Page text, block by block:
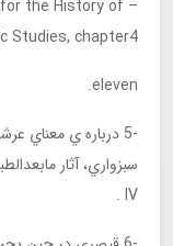
for the History of
Studies, chapter4
eleven.
-5 درباره ي معناي
IV .